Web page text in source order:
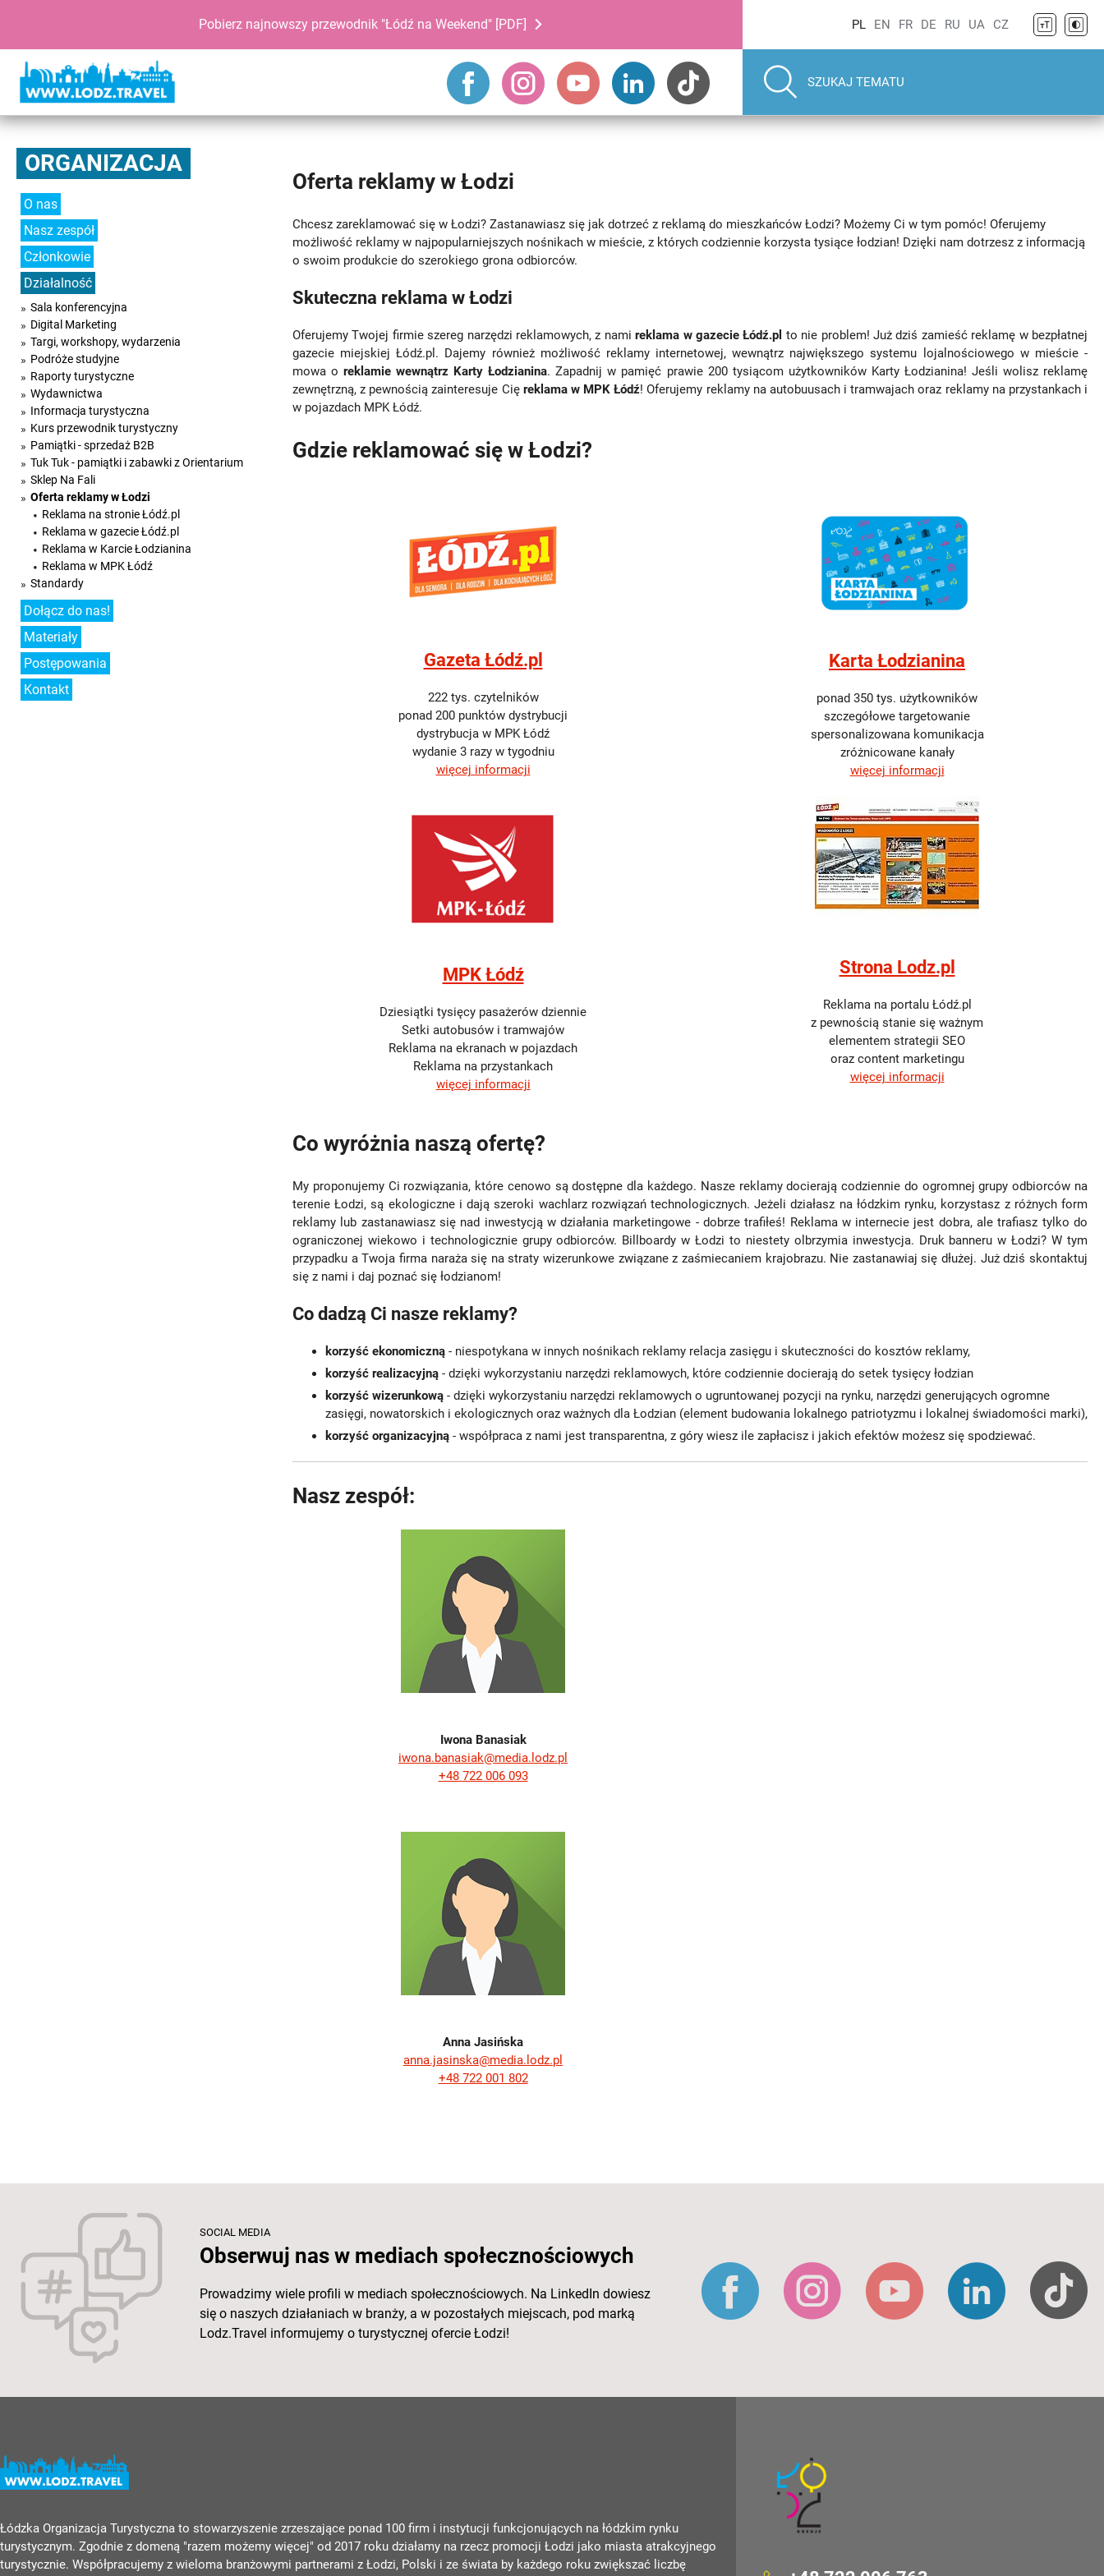
Pobierz najnowszy przewodnik "Łódź na Weekend" [PDF] PL EN FR DE RU UA CZ
ORGANIZACJA
O nas
Nasz zespół
Członkowie
Działalność
Sala konferencyjna
Digital Marketing
Targi, workshopy, wydarzenia
Podróże studyjne
Raporty turystyczne
Wydawnictwa
Informacja turystyczna
Kurs przewodnik turystyczny
Pamiątki - sprzedaż B2B
Tuk Tuk - pamiątki i zabawki z Orientarium
Sklep Na Fali
Oferta reklamy w Łodzi
Reklama na stronie Łódź.pl
Reklama w gazecie Łódź.pl
Reklama w Karcie Łodzianina
Reklama w MPK Łódź
Standardy
Dołącz do nas!
Materiały
Postępowania
Kontakt
Oferta reklamy w Łodzi
Chcesz zareklamować się w Łodzi? Zastanawiasz się jak dotrzeć z reklamą do mieszkańców Łodzi? Możemy Ci w tym pomóc! Oferujemy
możliwość reklamy w najpopularniejszych nośnikach w mieście, z których codziennie korzysta tysiące łodzian! Dzięki nam dotrzesz z informacją
o swoim produkcie do szerokiego grona odbiorców.
Skuteczna reklama w Łodzi
Oferujemy Twojej firmie szereg narzędzi reklamowych, z namireklama w gazecie Łódź.pl to nie problem! Już dziś zamieść reklamę w bezpłatnej
gazecie miejskiej Łódź.pl. Dajemy również możliwość reklamy internetowej, wewnątrz największego systemu lojalnościowego w mieście -
mowa oreklamie wewnątrz Karty Łodzianina. Zapadnij w pamięć prawie 200 tysiącom użytkowników Karty Łodzianina! Jeśli wolisz reklamę
zewnętrzną, z pewnością zainteresuje Cię reklama w MPK Łódź! Oferujemy reklamy na autobuusach i tramwajach oraz reklamy na przystankach i
w pojazdach MPK Łódź.
Gdzie reklamować się w Łodzi?
Gazeta Łódź.pl
222 tys. czytelników
ponad 200 punktów dystrybucji
dystrybucja w MPK Łódź
wydanie 3 razy w tygodniu
więcej informacji
MPK Łódź
Dziesiątki tysięcy pasażerów dziennie
Setki autobusów i tramwajów
Reklama na ekranach w pojazdach
Reklama na przystankach
więcej informacji
Karta Łodzianina
ponad 350 tys. użytkowników
szczegółowe targetowanie
spersonalizowana komunikacja
zróżnicowane kanały
więcej informacji
Strona Lodz.pl
Reklama na portalu Łódź.pl
z pewnością stanie się ważnym
elementem strategii SEO
oraz content marketingu
więcej informacji
Co wyróżnia naszą ofertę?
My proponujemy Ci rozwiązania, które cenowo są dostępne dla każdego. Nasze reklamy docierają codziennie do ogromnej grupy odbiorców na
terenie Łodzi, są ekologiczne i dają szeroki wachlarz rozwiązań technologicznych. Jeżeli działasz na łódzkim rynku, korzystasz z różnych form
reklamy lub zastanawiasz się nad inwestycją w działania marketingowe - dobrze trafiłeś! Reklama w internecie jest dobra, ale trafiasz tylko do
ograniczonej wiekowo i technologicznie grupy odbiorców. Billboardy w Łodzi to niestety olbrzymia inwestycja. Druk banneru w Łodzi? W tym
przypadku a Twoja firma naraża się na straty wizerunkowe związane z zaśmiecaniem krajobrazu. Nie zastanawiaj się dłużej. Już dziś skontaktuj
się z nami i daj poznać się łodzianom!
Co dadzą Ci nasze reklamy?
korzyść ekonomiczną - niespotykana w innych nośnikach reklamy relacja zasięgu i skuteczności do kosztów reklamy,
korzyść realizacyjną - dzięki wykorzystaniu narzędzi reklamowych, które codziennie docierają do setek tysięcy łodzian
korzyść wizerunkową - dzięki wykorzystaniu narzędzi reklamowych o ugruntowanej pozycji na rynku, narzędzi generujących ogromne
zasięgi, nowatorskich i ekologicznych oraz ważnych dla Łodzian (element budowania lokalnego patriotyzmu i lokalnej świadomości marki),
korzyść organizacyjną - współpraca z nami jest transparentna, z góry wiesz ile zapłacisz i jakich efektów możesz się spodziewać.
Nasz zespół:
Iwona Banasiak
iwona.banasiak@media.lodz.pl
+48 722 006 093
Anna Jasińska
anna.jasinska@media.lodz.pl
+48 722 001 802
SOCIAL MEDIA
Obserwuj nas w mediach społecznościowych
Prowadzimy wiele profili w mediach społecznościowych. Na LinkedIn dowiesz
się o naszych działaniach w branży, a w pozostałych miejscach, pod marką
Lodz.Travel informujemy o turystycznej ofercie Łodzi!
Łódzka Organizacja Turystyczna to stowarzyszenie zrzeszające ponad 100 firm i instytucji funkcjonujących na łódzkim rynku
turystycznym. Zgodnie z domeną "razem możemy więcej" od 2017 roku działamy na rzecz promocji Łodzi jako miasta atrakcyjnego
turystycznie. Współpracujemy z wieloma branżowymi partnerami z Łodzi, Polski i ze świata by każdego roku zwiększać liczbę